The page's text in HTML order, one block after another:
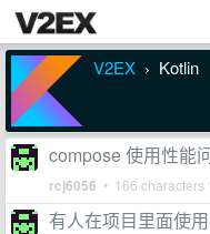
V2EX › Kotlin
compose 使用性能
rcj6056 • 166
有人在项目里面使